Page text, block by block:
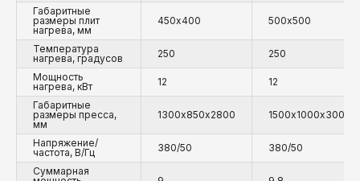
Габаритные
размеры плит
нагрева, мм
450х400 500х500
Температура
нагрева, градусов
250
250
Мощность
нагрева, кВт
12
12
Габаритные
размеры пресса,
мм
1300х850х2800 1500х1000х3000
Напряжение/
частота, В/Гц
380/50
380/50
Суммарная
ВИДЕОМАТЕРИАЛЫ
ПРЕСС ГЕФЕСТ-400.01 ДЛЯ
ПРЕССОВАНИЯ